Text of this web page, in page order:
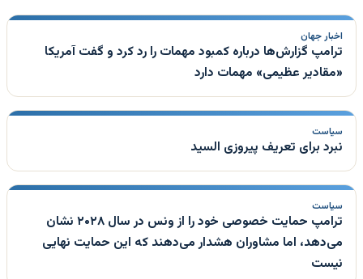
اخبار جهان
ترامپ گزارش‌ها درباره کمبود مهمات را رد کرد و گفت آمریکا
«مقادیر عظیمی» مهمات دارد
سیاست
نبرد برای تعریف پیروزی السید
سیاست
ترامپ حمایت خصوصی خود را از ونس در سال ۲۰۲۸ نشان
می‌دهد، اما مشاوران هشدار می‌دهند که این حمایت نهایی
نیست